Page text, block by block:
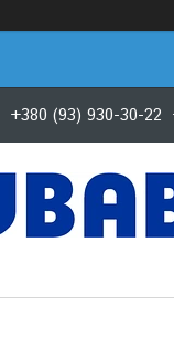
+380 (93) 930-30-22